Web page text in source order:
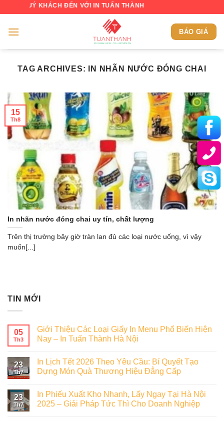
content
QUÝ KHÁCH ĐẾN VỚI IN TUẤN THÀNH
BÁO GIÁ
TAG ARCHIVES: IN NHÃN NƯỚC ĐÓNG CHAI
In nhãn nước đóng chai uy tín, chất lượng
Trên thị trường bây giờ tràn lan đủ các loại nước uống, vì vậy
muốn[...]
15
Th8
TIN MỚI
05
Th3
Giới Thiệu Các Loại Giấy In Menu Phổ Biến Hiện
Nay – In Tuấn Thành Hà Nội
23
Th7
In Lịch Tết 2026 Theo Yêu Cầu: Bí Quyết Tạo
Dựng Món Quà Thương Hiệu Đẳng Cấp
23
Th7
In Phiếu Xuất Kho Nhanh, Lấy Ngay Tại Hà Nội
2025 – Giải Pháp Tức Thì Cho Doanh Nghiệp